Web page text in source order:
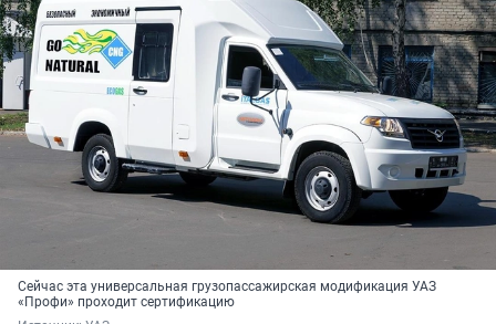
Сейчас эта универсальная грузопассажирская модификация УАЗ
«Профи» проходит сертификацию